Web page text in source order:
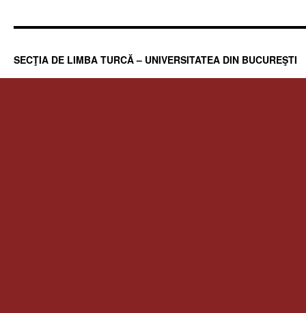
SECŢIA DE LIMBA TURCĂ – UNIVERSITATEA DIN BUCUREŞTI